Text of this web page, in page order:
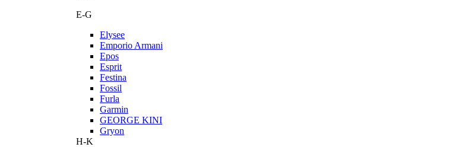
E-G
Elysee
Emporio Armani
Epos
Esprit
Festina
Fossil
Furla
Garmin
GEORGE KINI
Gryon
H-K